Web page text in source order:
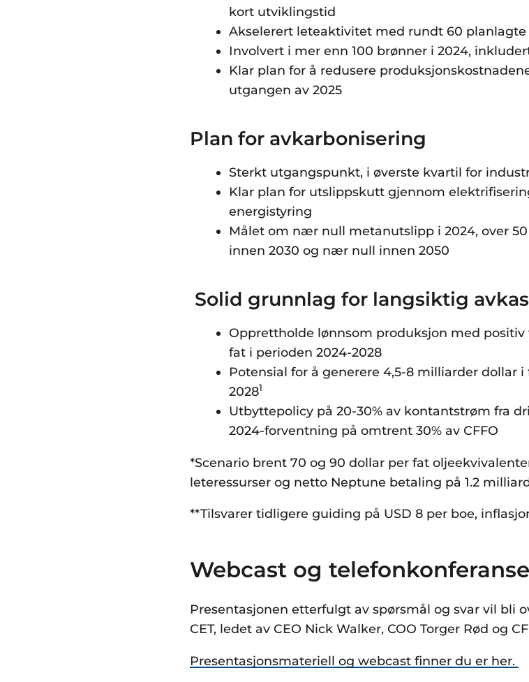
kort utviklingstid
Akselerert leteaktivitet med rundt 60 planlagte
Involvert i mer enn 100 brønner i 2024,
Klar plan for å redusere
utgangen av 2025
Plan for avkarbonisering
Sterkt utgangspunkt, i øverste kvartil for
Klar plan for utslippskutt gjennom
energistyring
Målet om nær null metanutslipp i 2024, over
innen 2030 og nær null innen 2050
Solid grunnlag for langsiktig
Opprettholde lønnsom produksjon med
fat i perioden 2024-2028
Potensial for å generere 4,5-8 milliarder dollar
20281
Utbyttepolicy på 20-30% av kontantstrøm fra
2024-forventning på omtrent 30% av CFFO
*Scenario brent 70 og 90 dollar per fat
leteressurser og netto Neptune betaling på 1.2
**Tilsvarer tidligere guiding på USD 8 per boe,
Webcast og
Presentasjonen etterfulgt av spørsmål og svar vil bli
CET, ledet av CEO Nick Walker, COO Torger Rød og
Presentasjonsmateriell og webcast finner du er her.